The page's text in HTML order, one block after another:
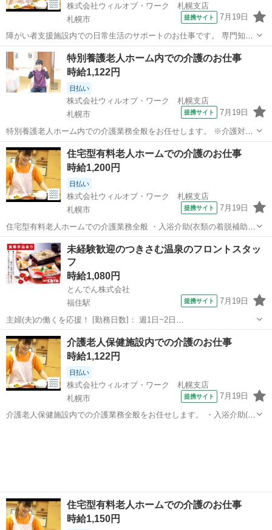
株式会社ウィルオブ・ワーク 札幌支店
札幌市
提携サイト 7月19日
障がい者支援施設内での日常生活のサポートのお仕事です。 専門知識
は不要◎未経験OK 《具体的には》 ＊利用者さんとの日常会話 ＊利用
者さんとのお散歩 ＊薬の管理 ＊お掃除 ＊買い物の同行 ＊簡単なデー
タ入力 など 普段や...
北海道 札幌市 その他
特別養護老人ホーム内での介護のお仕事
時給1,122円
日払い
株式会社ウィルオブ・ワーク 札幌支店
札幌市
提携サイト 7月19日
特別養護老人ホーム内での介護業務全般をお任せします。 ※介護対象
は要介護3以上の高齢者となります。 ・入浴介助(衣類の着脱補助、洗
髪、洗顔、体洗い補助など) ・食事介助(食事摂取のサポート、声掛
け、見守り、配膳など) ・排泄...
北海道 札幌市 その他
住宅型有料老人ホームでの介護のお仕事
時給1,200円
日払い
株式会社ウィルオブ・ワーク 札幌支店
札幌市
提携サイト 7月19日
住宅型有料老人ホームでの介護業務全般 ・入浴介助(衣類の着脱補助、
洗髪、洗顔、体洗い補助など) ・食事介助(食事摂取のサポート、声掛
け、見守り、配膳など) ・排泄介助(トイレへの誘導、見守り、おむつ
交換など) ・環境整備(居...
北海道 札幌市 その他
未経験歓迎のつきさむ温泉のフロントスタッ
フ
時給1,080円
とんでん株式会社
福住駅
提携サイト 7月19日
主婦(夫)の働くを応援！ [勤務日数]： 週1日~2日
05:45~09:00/06:00~09:00 月/火/水/木/金/土/日 などから選べます [勤務
地・最寄駅]： 北海道札幌市豊平区月寒東1条20丁目5‐40 つ...
北海道 札幌市 福住駅 フロント
介護老人保健施設内での介護のお仕事
時給1,122円
日払い
株式会社ウィルオブ・ワーク 札幌支店
札幌市
提携サイト 7月19日
介護老人保健施設内での介護業務全般をお任せします。 ・入浴介助(衣
住宅型有料老人ホームでの介護のお仕事
時給1,150円